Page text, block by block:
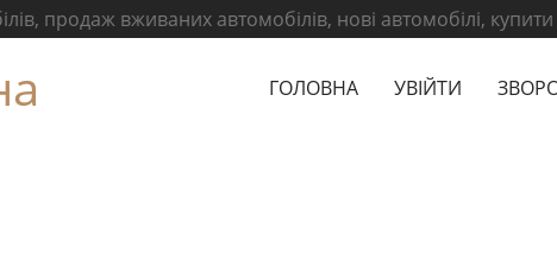
продаж вживаних автомобілів, нові автомобілі,
ГОЛОВНА УВІЙТИ